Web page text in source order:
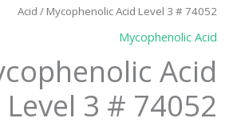
Acid / Mycophenolic Acid Level 3 # 74052
Mycophenolic Acid
Acid
Level 3 # 74052